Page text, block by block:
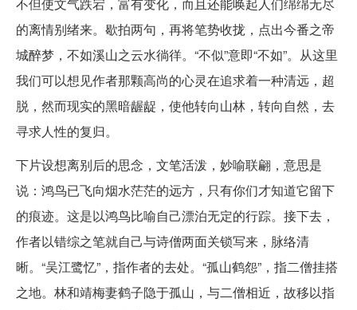
不但使文气跌宕，富有变化，而且还能唤起人们绵绵无尽
的离情别绪来。歇拍两句，再将笔势收拢，点出今番之帝
城醉梦，不如溪山之云水徜徉。“不似”意即“不如”。从这里
我们可以想见作者那颗高尚的心灵在追求着一种清远，超
脱，然而现实的黑暗龌龊，使他转向山林，转向自然，去
寻求人性的复归。
下片设想离别后的思念，文笔活泼，妙喻联翩，意思是
说：鸿鸟已飞向烟水茫茫的远方，只有你们才知道它留下
的痕迹。这是以鸿鸟比喻自己漂泊无定的行踪。接下去，
作者以错综之笔就自己与诗僧两面关锁写来，脉络清
晰。“吴江鹭忆”，指作者的去处。“孤山鹤怨”，指二僧挂搭
之地。林和靖梅妻鹤子隐于孤山，与二僧相近，故移以指